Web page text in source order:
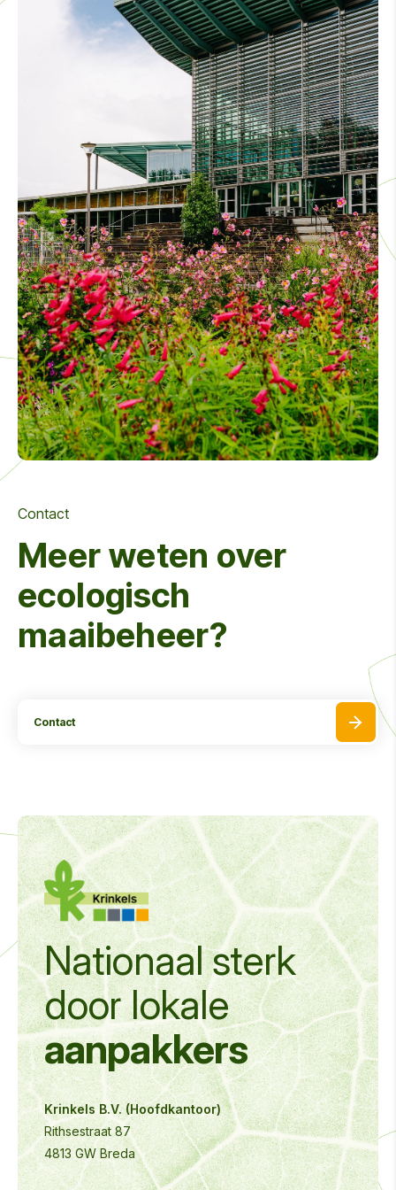
Contact
Meer weten over
ecologisch
maaibeheer?
Contact
Nationaal sterk
doorlokale
aanpakkers
Krinkels B.V. (Hoofdkantoor)
Rithsestraat 87
4813 GW Breda